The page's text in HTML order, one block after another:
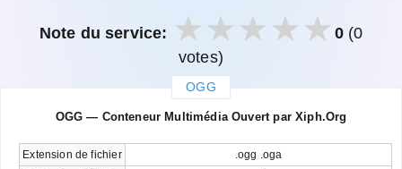
Note du service: 0(0
votes)
OGG
OGG — Conteneur Multimédia Ouvert par Xiph.Org
Extension de fichier
.ogg .oga